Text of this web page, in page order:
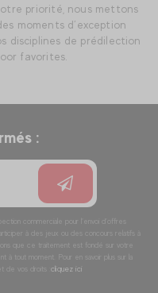
priorité, nous mettons
moments d’exception
disciplines de prédilection
favorites.
:
commerciale pour l’envoi d’offres
à des jeux ou des concours relatifs à
que ce traitement est fondé sur votre
tout moment. Pour en savoir plus sur la
de vos droits : cliquez ici